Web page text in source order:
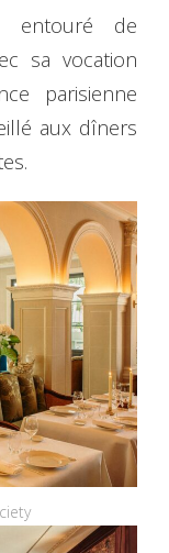
entouré de
sa vocation
parisienne
aux dîners